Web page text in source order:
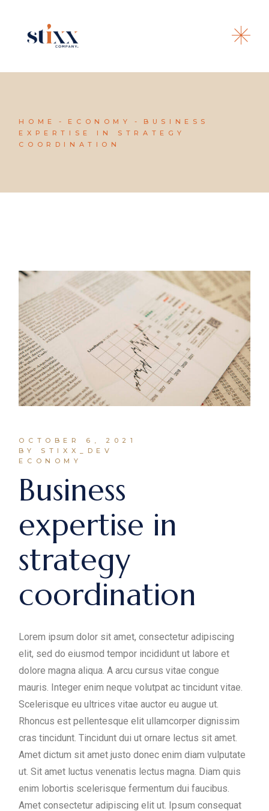
HOME ECONOMY
BUSINESS
EXPERTISE IN STRATEGY
COORDINATION
OCTOBER 6, 2021
BY STIXX_DEV
ECONOMY
Business
expertise in
strategy
coordination
Lorem ipsum dolor sit amet, consectetur adipiscing
elit, sed do eiusmod tempor incididunt ut labore et
dolore magna aliqua. A arcu cursus vitae congue
mauris. Integer enim neque volutpat ac tincidunt vitae.
Scelerisque eu ultrices vitae auctor eu augue ut.
Rhoncus est pellentesque elit ullamcorper dignissim
cras tincidunt. Tincidunt dui ut ornare lectus sit amet.
Amet dictum sit amet justo donec enim diam vulputate
ut. Sit amet luctus venenatis lectus magna. Diam quis
enim lobortis scelerisque fermentum dui faucibus.
Amet consectetur adipiscing elit ut. Ipsum consequat